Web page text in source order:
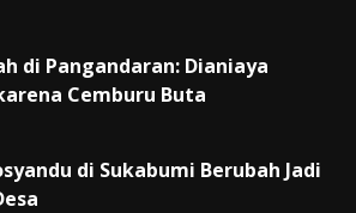
m n
di Pangandaran: Dianiaya
Cemburu Buta
di Sukabumi Berubah Jadi